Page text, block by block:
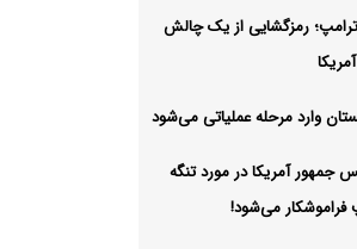
ترامپ؛ رمزگشایی از یک چالش
وارد مرحله عملیاتی می‌شود
آمریکا در مورد تنگه
فراموشکار می‌شود!